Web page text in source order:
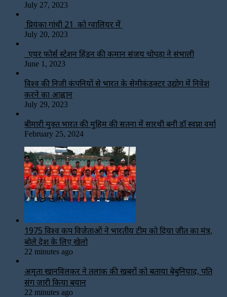
July 27, 2023
प्रियंका गांधी 21 को ग्वालियर में
July 20, 2023
एयर फोर्स स्टेशन हिंडन की कमान संजय चोपड़ा ने संभाली
June 1, 2023
विश्‍व की निजी कंपनियों से भारत के सेमीकंडक्टर उद्योग में निवेश
करने का आह्वान
July 29, 2023
बीमारी मुक्त भारत की मुहिम की सतना में सारथी बनी डाॅ स्वप्ना वर्मा
February 25, 2024
1975 विश्व कप विजेताओं ने भारतीय टीम को दिया जीत का मंत्र,
बोले देश के लिए खेलो
22 minutes ago
अमृता खानविलकर ने तलाक की खबरों को बताया बेबुनियाद, पति
संग जारी किया बयान
22 minutes ago